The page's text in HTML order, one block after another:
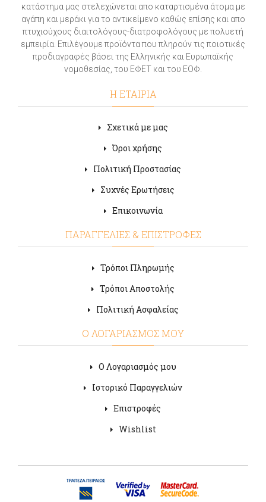
κατάστημα μας στελεχώνεται απο καταρτισμένα άτομα με
αγάπη και μεράκι για το αντικείμενο καθώς επίσης και απο
πτυχιούχους διαιτολόγους-διατροφολόγους με πολυετή
εμπειρία. Επιλέγουμε προϊόντα που πληρούν τις ποιοτικές
προδιαγραφές βάσει της Ελληνικής και Ευρωπαϊκής
νομοθεσίας, του ΕΦΕΤ και του ΕΟΦ.
Η ΕΤΑΙΡΙΑ
Σχετικά με μας
Όροι χρήσης
Πολιτική Προστασίας
Συχνές Ερωτήσεις
Επικοινωνία
ΠΑΡΑΓΓΕΛΙΕΣ & ΕΠΙΣΤΡΟΦΕΣ
Τρόποι Πληρωμής
Τρόποι Αποστολής
Πολιτική Ασφαλείας
Ο ΛΟΓΑΡΙΑΣΜΟΣ ΜΟΥ
Ο Λογαριασμός μου
Ιστορικό Παραγγελιών
Επιστροφές
Wishlist